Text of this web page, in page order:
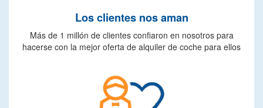
Los clientes nos aman
Más de 1 millón de clientes confiaron en nosotros para
hacerse con la mejor oferta de alquiler de coche para ellos